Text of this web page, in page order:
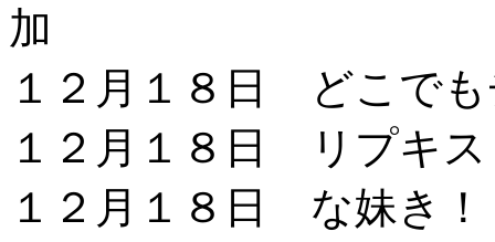
加
１２月１８日 どこで
１２月１８日 リプキス
１２月１８日 な妹き！